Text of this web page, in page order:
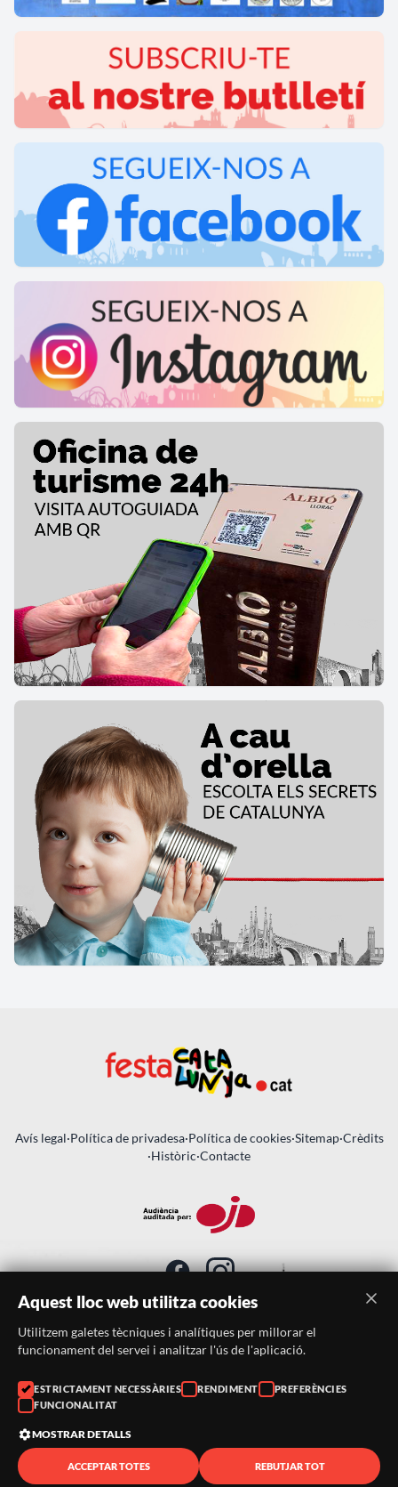
Avís legal·Política de privadesa·Política de cookies·Sitemap·Crèdits
·Històric·Contacte
SUBSCRIU-TE AL BUTLLETÍ
Telèfon:
938046359
Correu:
© 2026 ·FestaCatalunya
— Tots els drets reservats · Web
Aquest lloc web utilitza cookies
Utilitzem galetes tècniques i analítiques per millorar el
funcionament del servei i analitzar l'ús de l'aplicació.
ESTRICTAMENT NECESSÀRIES RENDIMENT
PREFERÈNCIES
FUNCIONALITAT
MOSTRAR DETALLS
ACCEPTAR TOTES REBUTJAR TOT